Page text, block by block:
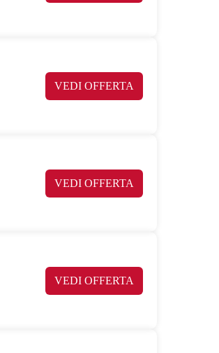
VEDI OFFERTA
VEDI OFFERTA
VEDI OFFERTA